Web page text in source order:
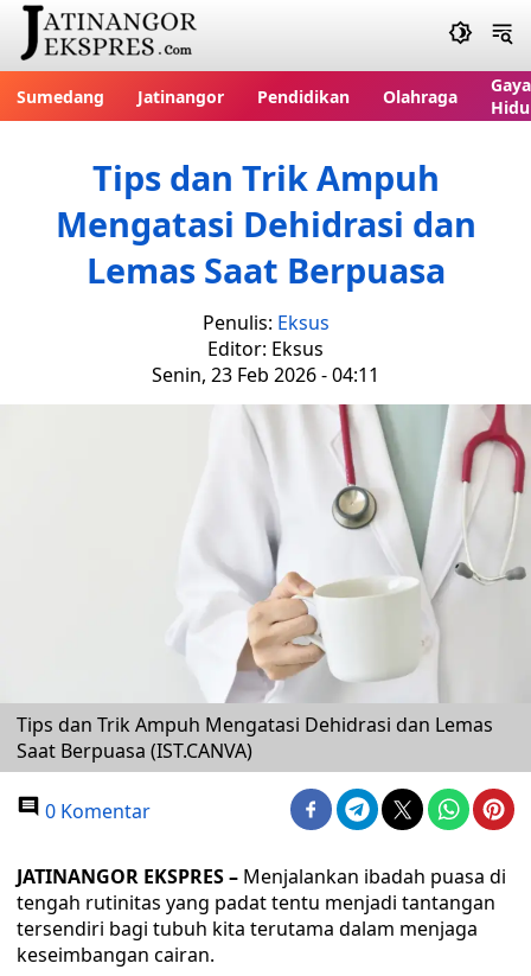
Sumedang Jatinangor Pendidikan Olahraga
Gaya
Tips dan Trik Ampuh
Mengatasi Dehidrasi dan
Lemas Saat Berpuasa
Penulis: Eksus
Editor: Eksus
Senin, 23 Feb 2026 - 04:11
Tips dan Trik Ampuh Mengatasi Dehidrasi dan Lemas
Saat Berpuasa (IST.CANVA)
0 Komentar
JATINANGOR EKSPRES – Menjalankan ibadah puasa di
tengah rutinitas yang padat tentu menjadi tantangan
tersendiri bagi tubuh kita terutama dalam menjaga
keseimbangan cairan.